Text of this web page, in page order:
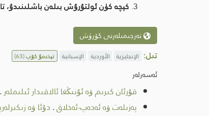
كېچە كۈن ئولتۇرۇش بىلەن باشلىنىدۇ،
تەرجىمىلەرنى كۆرۈش
تىل: الإنجليزية الأوردية الإسبانية تېخىمۇ كۆپ(63)
ئەسەرلەر
قۇرئان كىرىم ۋە ئۇنىڭغا ئالاقىدار ئىلىملەر.
پەزىلەت ۋە ئەدەپ-ئەخلاق. دۇئا ۋە